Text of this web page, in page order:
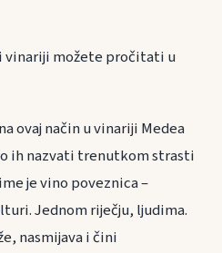
vinariji možete pročitati u
ovaj način u vinariji Medea
ih nazvati trenutkom strasti
je vino poveznica –
Jednom riječju, ljudima.
nasmijava i čini